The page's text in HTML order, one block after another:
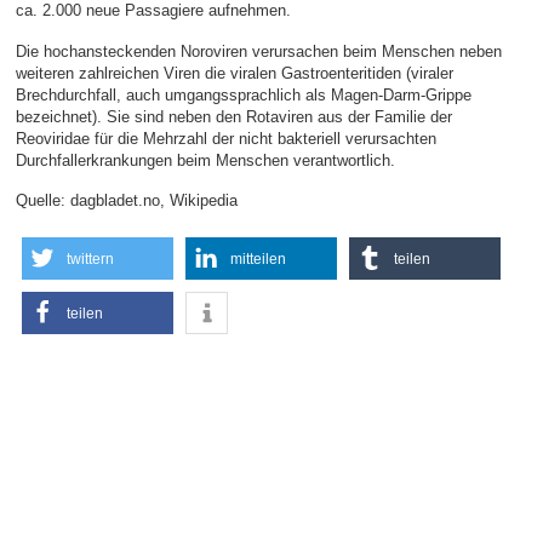
ca. 2.000 neue Passagiere aufnehmen.
Die hochansteckenden Noroviren verursachen beim Menschen neben
weiteren zahlreichen Viren die viralen Gastroenteritiden (viraler
Brechdurchfall, auch umgangssprachlich als Magen-Darm-Grippe
bezeichnet). Sie sind neben den Rotaviren aus der Familie der
Reoviridae für die Mehrzahl der nicht bakteriell verursachten
Durchfallerkrankungen beim Menschen verantwortlich.
Quelle: dagbladet.no, Wikipedia
twittern mitteilen teilen
teilen